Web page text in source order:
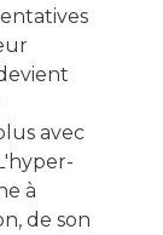
avec
à
de son